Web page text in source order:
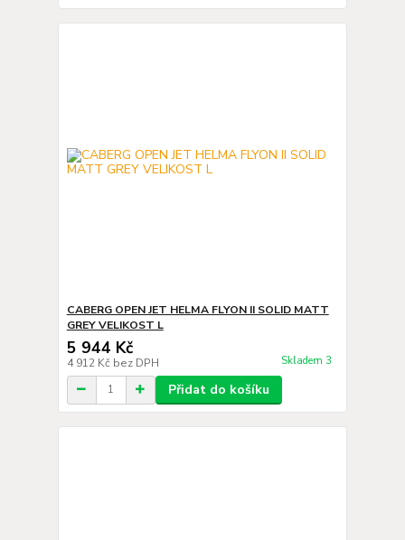
CABERG OPEN JET HELMA FLYON II SOLID MATT
GREY VELIKOST L
5 944 Kč
4 912 Kč bez DPH Skladem 3
Přidat do košíku